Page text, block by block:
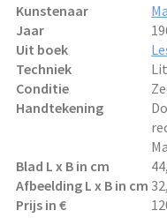
Kunstenaar
Jaar
Uit boek
Techniek
Conditie
Handtekening
Blad L x B in cm
Afbeelding L x B in cm
Prijs in €